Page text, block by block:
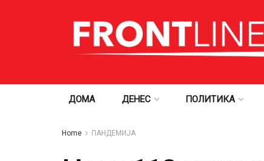
ДОМА ДЕНЕС ПОЛИТИКА
Home ПАНДЕМИЈА